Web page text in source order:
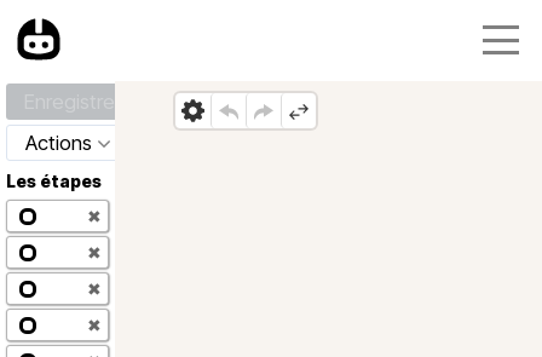
Actions
Les étapes
✖
✖
✖
✖